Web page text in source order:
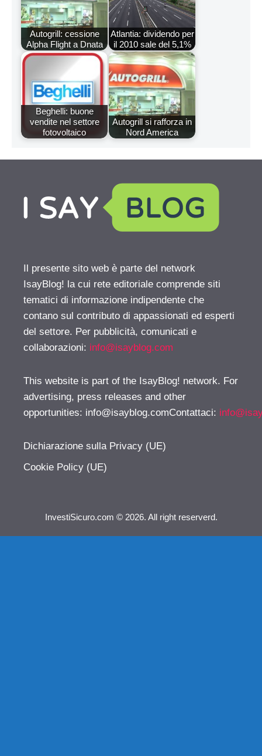
Autogrill: cessione
Alpha Flight a Dnata
Atlantia: dividendo per
il 2010 sale del 5,1%
Beghelli: buone
vendite nel settore
fotovoltaico
Autogrill si rafforza in
Nord America
Il presente sito web è parte del network
IsayBlog! la cui rete editoriale comprende siti
tematici di informazione indipendente che
contano sul contributo di appassionati ed esperti
del settore. Per pubblicità, comunicati e
collaborazioni: info@isayblog.com
This website is part of the IsayBlog! network. For
advertising, press releases and other
opportunities: info@isayblog.comContattaci:
Dichiarazione sulla Privacy (UE)
Cookie Policy (UE)
InvestiSicuro.com © 2026. All right reserverd.